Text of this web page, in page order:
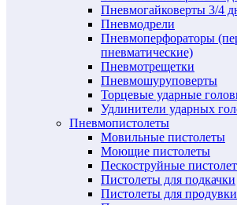
Пневмогайковерты 3/4
Пневмодрели
Пневмоперфораторы
пневматические)
Пневмотрещетки
Пневмошуруповерты
Торцевые ударные
Удлинители ударных
Пневмопистолеты
Мовильные пистолеты
Моющие пистолеты
Пескоструйные
Пистолеты для подкачки
Пистолеты для продувки